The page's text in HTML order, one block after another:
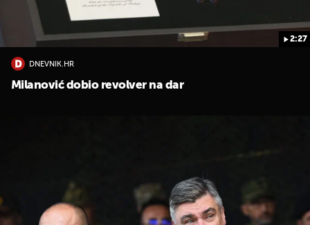
2:27
DNEVNIK.HR
Milanović dobio revolver na dar